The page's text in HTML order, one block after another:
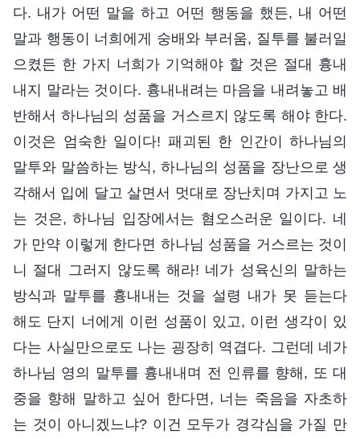
다. 내가 어떤 말을 하고 어떤 행동을 했든, 내 어떤
말과 행동이 너희에게 숭배와 부러움, 질투를 불러일
으켰든 한 가지 너희가 기억해야 할 것은 절대 흉내
내지 말라는 것이다. 흉내내려는 마음을 내려놓고 배
반해서 하나님의 성품을 거스르지 않도록 해야 한다.
이것은 엄숙한 일이다! 패괴된 한 인간이 하나님의
말투와 말씀하는 방식, 하나님의 성품을 장난으로 생
각해서 입에 달고 살면서 멋대로 장난치며 가지고 노
는 것은, 하나님 입장에서는 혐오스러운 일이다. 네
가 만약 이렇게 한다면 하나님 성품을 거스르는 것이
니 절대 그러지 않도록 해라! 네가 성육신의 말하는
방식과 말투를 흉내내는 것을 설령 내가 못 듣는다
해도 단지 너에게 이런 성품이 있고, 이런 생각이 있
다는 사실만으로도 나는 굉장히 역겹다. 그런데 네가
하나님 영의 말투를 흉내내며 전 인류를 향해, 또 대
중을 향해 말하고 싶어 한다면, 너는 죽음을 자초하
는 것이 아니겠느냐? 이건 모두가 경각심을 가질 만